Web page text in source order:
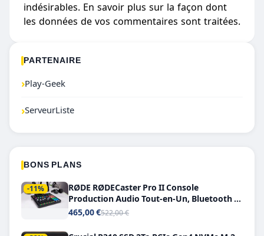
indésirables. En savoir plus sur la façon dont
les données de vos commentaires sont traitées.
PARTENAIRE
›Play-Geek
›ServeurListe
BONS PLANS
-11%
RØDE RØDECaster Pro II Console
Production Audio Tout-en-Un, Bluetooth et
Double USB-C
465,00 €522,00 €